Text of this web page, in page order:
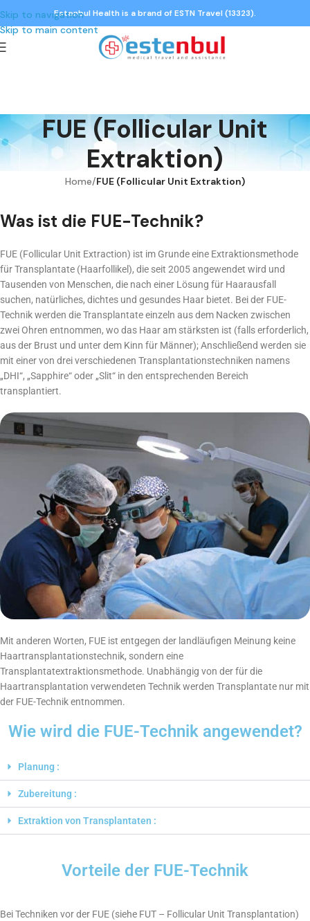
Skip to navigation
Skip to main content
Estenbul Health is a brand of ESTN Travel (13323).
FUE (Follicular Unit
Extraktion)
Home/FUE (Follicular Unit Extraktion)
Was ist die FUE-Technik?
FUE (Follicular Unit Extraction) ist im Grunde eine Extraktionsmethode
für Transplantate (Haarfollikel), die seit 2005 angewendet wird und
Tausenden von Menschen, die nach einer Lösung für Haarausfall
suchen, natürliches, dichtes und gesundes Haar bietet. Bei der FUE-
Technik werden die Transplantate einzeln aus dem Nacken zwischen
zwei Ohren entnommen, wo das Haar am stärksten ist (falls erforderlich,
aus der Brust und unter dem Kinn für Männer); Anschließend werden sie
mit einer von drei verschiedenen Transplantationstechniken namens
„DHI“, „Sapphire“ oder „Slit“ in den entsprechenden Bereich
transplantiert.
Mit anderen Worten, FUE ist entgegen der landläufigen Meinung keine
Haartransplantationstechnik, sondern eine
Transplantatextraktionsmethode. Unabhängig von der für die
Haartransplantation verwendeten Technik werden Transplantate nur mit
der FUE-Technik entnommen.
Wie wird die FUE-Technik angewendet?
Planung :
Zubereitung :
Extraktion von Transplantaten :
Vorteile der FUE-Technik
Bei Techniken vor der FUE (siehe FUT – Follicular Unit Transplantation)